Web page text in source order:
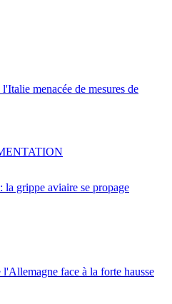
menacée de mesures de
la grippe aviaire se propage
face à la forte hausse